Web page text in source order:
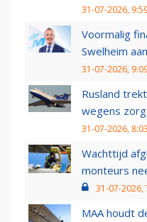
31-07-2026,
Voormalig
Swelheim
31-07-2026,
Rusland
wegens
31-07-2026, 8:03
Wachttijd
monteurs
31-07-2026,
MAA houdt